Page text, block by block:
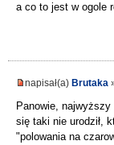
a co to jest w ogole
napisał(a) Brutaka
Panowie,
się taki nie urodził,
"polowania na